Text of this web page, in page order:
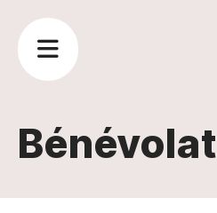
Bénévolat